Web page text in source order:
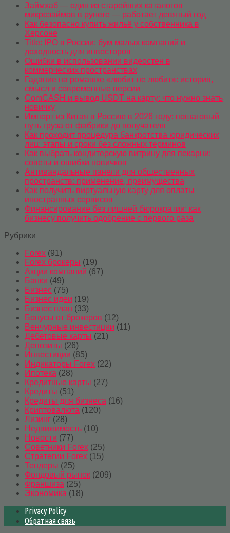
Займхаб — один из старейших каталогов
микрозаймов в рунете — работает девятый год
Как безопасно купить жильё у собственника в
Херсоне
Title: IPO в России: бум малых компаний и
доходность для инвесторов
Ошибки в использовании видеостен в
коммерческих пространствах
Гадание на ромашке «любит не любит»: история,
смысл и современные версии
ComCASH и вывод USDT на карту: что нужно знать
новичку
Импорт из Китая в Россию в 2026 году: пошаговый
путь груза от фабрики до получателя
Как проходит процедура банкротства юридических
лиц: этапы и сроки без сложных терминов
Как выбрать кондитерскую витрину для пекарни:
советы и ошибки новичков
Антивандальные панели для общественных
пространств: применение, преимущества
Как получить виртуальную карту для оплаты
иностранных сервисов
Финансирование без лишней бюрократии: как
бизнесу получить одобрение с первого раза
Рубрики
Forex (91)
Forex брокеры (19)
Акции компаний (67)
Банки (49)
Бизнес (75)
Бизнес идеи (19)
Бизнес план (33)
Бонусы от брокеров (12)
Венчурные инвестиции (11)
Дебетовые карты (21)
Депозиты (26)
Инвестиции (85)
Индикаторы Forex (22)
Ипотека (28)
Кредитные карты (27)
Кредиты (51)
Кредиты для бизнеса (16)
Криптовалюта (120)
Лизинг (28)
Недвижимость (10)
Новости (77)
Советники Forex (25)
Стратегии Forex (15)
Тендеры (25)
Фондовый рынок (209)
Франшиза (25)
Экономика (18)
Privacy Policy
Обратная связь